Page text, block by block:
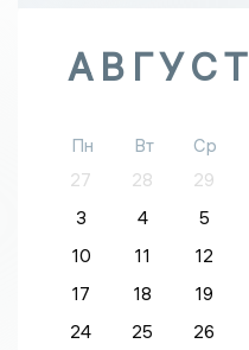
АВГУСТ
Пн Вт Ср
27
28 29
3
4 5
10
11 12
17
18 19
24
25 26